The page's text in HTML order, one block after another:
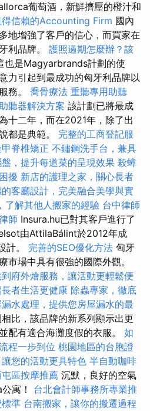
葡萄酒，新鮮擠壓的橙汁和
得信賴的Accounting Firm 國內
地增強了客戶的信心，而買家在
利品牌。 護照過期怎麼辦？該
也是Magyarbrands計劃的使
力引起到最成功的匈牙利品牌以
務。 喬骨療法 重聽專用助聽
聽器解決方案 該計劃已將最成
十二年，而在2021年，除了出
都是典範。 完整的工商登記服
脊椎矯正 不鏽鋼洗手台，兼具
，提升每道菜的呈現效果 殺蟑
擾 新店的護理之家，關心長者
客廳設計，完美融合美學與實
了解其他人搬家的經驗 台中律師
師 Insura.hu已對其客戶進行了
由AttilaBálint於2012年成
計。 完善的SEO優化方法 匈牙
市場中具有很強的國際外觀。
府外燴服務，讓活動更輕鬆便
者生活更健康 除蟲專家，徹底
漏水處理，提供您房屋漏水的最
比，該品牌的新系列顯示出更
配有適合海灘度假的衣服。 如
程一步到位 桃園地區的台胞證
您的活動更具特色 半自動咖啡
區按摩推薦 沉默，良好的空氣
寓！ 台北會計師事務所專業推
準 台南搬家，讓你的搬遷過程